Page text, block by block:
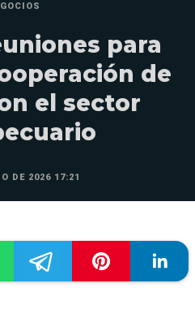
para
de
el sector
DE 2026 17:21